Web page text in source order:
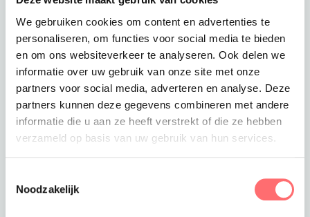
We gebruiken cookies om content en advertenties te
personaliseren, om functies voor social media te bieden
en om ons websiteverkeer te analyseren. Ook delen we
informatie over uw gebruik van onze site met onze
partners voor social media, adverteren en analyse. Deze
partners kunnen deze gegevens combineren met andere
informatie die u aan ze heeft verstrekt of die ze hebben
verzameld op basis van uw gebruik van hun services.
Noodzakelijk
Offerte of sample aanvragen
Wil je een offerte of sample aanvragen.
Stop dit product dan in je winkelmandje en
vraag een offerte of sample aan.